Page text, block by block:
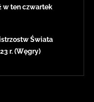
w ten czwartek
Świata
r. (Węgry)